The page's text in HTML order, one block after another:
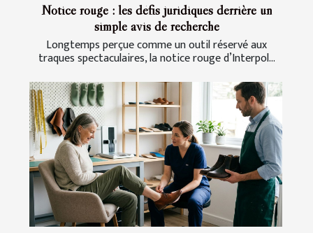
Notice rouge : les défis juridiques derrière un
simple avis de recherche
Longtemps perçue comme un outil réservé aux
traques spectaculaires, la notice rouge d’Interpol...